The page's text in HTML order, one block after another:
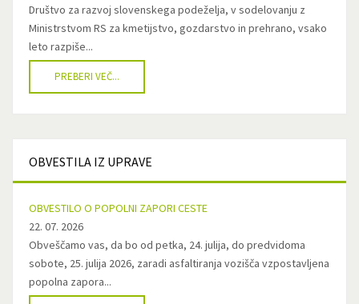
Društvo za razvoj slovenskega podeželja, v sodelovanju z
Ministrstvom RS za kmetijstvo, gozdarstvo in prehrano, vsako
leto razpiše...
PREBERI VEČ...
OBVESTILA IZ UPRAVE
OBVESTILO O POPOLNI ZAPORI CESTE
22. 07. 2026
Obveščamo vas, da bo od petka, 24. julija, do predvidoma
sobote, 25. julija 2026, zaradi asfaltiranja vozišča vzpostavljena
popolna zapora...